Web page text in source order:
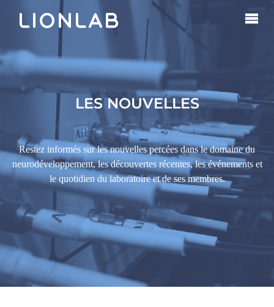
LES NOUVELLES
Restez informés sur les nouvelles percées dans le domaine du
neurodéveloppement, les découvertes récentes, les événements et
le quotidien du laboratoire et de ses membres.